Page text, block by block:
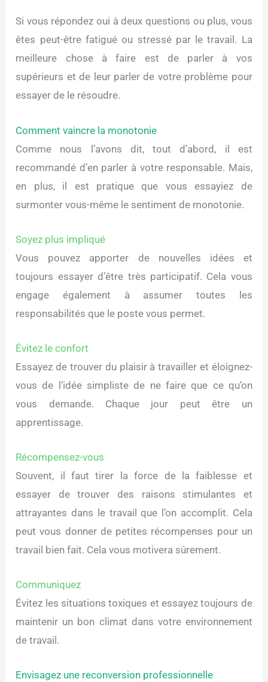
Si vous répondez oui à deux questions ou plus, vous
êtes peut-être fatigué ou stressé par le travail. La
meilleure chose à faire est de parler à vos
supérieurs et de leur parler de votre problème pour
essayer de le résoudre.
Comment vaincre la monotonie
Comme nous l’avons dit, tout d’abord, il est
recommandé d’en parler à votre responsable. Mais,
en plus, il est pratique que vous essayiez de
surmonter vous-même le sentiment de monotonie.
Soyez plus impliqué
Vous pouvez apporter de nouvelles idées et
toujours essayer d’être très participatif. Cela vous
engage également à assumer toutes les
responsabilités que le poste vous permet.
Évitez le confort
Essayez de trouver du plaisir à travailler et éloignez-
vous de l’idée simpliste de ne faire que ce qu’on
vous demande. Chaque jour peut être un
apprentissage.
Récompensez-vous
Souvent, il faut tirer la force de la faiblesse et
essayer de trouver des raisons stimulantes et
attrayantes dans le travail que l’on accomplit. Cela
peut vous donner de petites récompenses pour un
travail bien fait. Cela vous motivera sûrement.
Communiquez
Évitez les situations toxiques et essayez toujours de
maintenir un bon climat dans votre environnement
de travail.
Envisagez une reconversion professionnelle